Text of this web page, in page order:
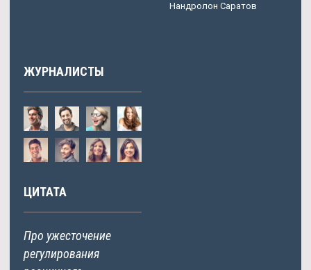
Нандролон Саратов
ЖУРНАЛИСТЫ
ЦИТАТА
Про ужесточение
регулирования